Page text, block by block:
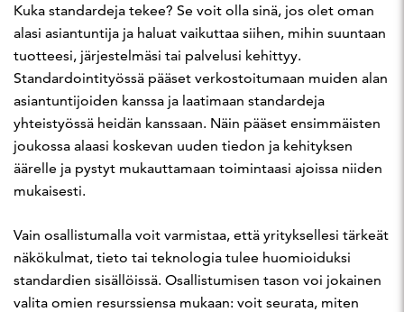
Kuka standardeja tekee? Se voit olla sinä, jos olet oman
alasi asiantuntija ja haluat vaikuttaa siihen, mihin suuntaan
tuotteesi, järjestelmäsi tai palvelusi kehittyy.
Standardointityössä pääset verkostoitumaan muiden alan
asiantuntijoiden kanssa ja laatimaan standardeja
yhteistyössä heidän kanssaan. Näin pääset ensimmäisten
joukossa alaasi koskevan uuden tiedon ja kehityksen
äärelle ja pystyt mukauttamaan toimintaasi ajoissa niiden
mukaisesti.
Vain osallistumalla voit varmistaa, että yrityksellesi tärkeät
näkökulmat, tieto tai teknologia tulee huomioiduksi
standardien sisällöissä. Osallistumisen tason voi jokainen
valita omien resurssiensa mukaan: voit seurata, miten